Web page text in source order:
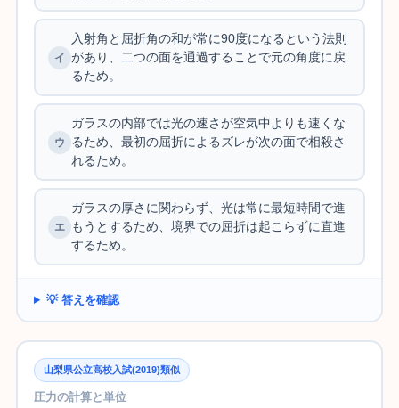
入射角と屈折角の和が常に90度になるという法則
があり、二つの面を通過することで元の角度に戻
るため。
ガラスの内部では光の速さが空気中よりも速くな
るため、最初の屈折によるズレが次の面で相殺さ
れるため。
ガラスの厚さに関わらず、光は常に最短時間で進
もうとするため、境界での屈折は起こらずに直進
するため。
💡 答えを確認
山梨県公立高校入試(2019)類似
圧力の計算と単位